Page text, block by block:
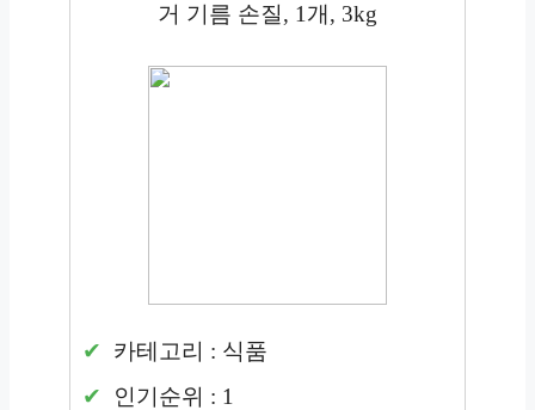
거 기름 손질, 1개, 3kg
카테고리 : 식품
인기순위 : 1